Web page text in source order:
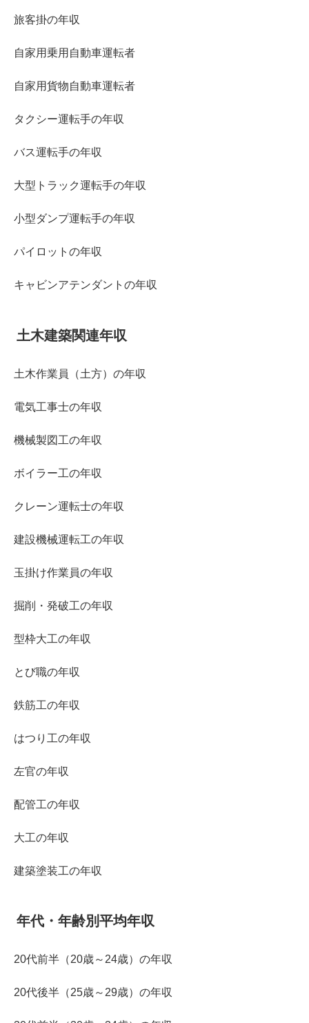
旅客掛の年収
自家用乗用自動車運転者
自家用貨物自動車運転者
タクシー運転手の年収
バス運転手の年収
大型トラック運転手の年収
小型ダンプ運転手の年収
パイロットの年収
キャビンアテンダントの年収
土木建築関連年収
土木作業員（土方）の年収
電気工事士の年収
機械製図工の年収
ボイラー工の年収
クレーン運転士の年収
建設機械運転工の年収
玉掛け作業員の年収
掘削・発破工の年収
型枠大工の年収
とび職の年収
鉄筋工の年収
はつり工の年収
左官の年収
配管工の年収
大工の年収
建築塗装工の年収
年代・年齢別平均年収
20代前半（20歳～24歳）の年収
20代後半（25歳～29歳）の年収